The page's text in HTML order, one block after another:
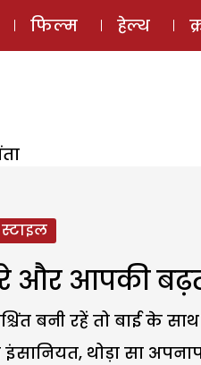
ई-मैगज़ीन
फिल्म हेल्थ
और आपकी
बनी रहें तो बाई के
इंसानियत, थोड़ा सा